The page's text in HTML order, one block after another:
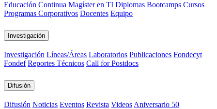
Educación Continua Magíster en TI Diplomas Bootcamps Cursos
Programas Corporativos Docentes Equipo
Investigación
Investigación Líneas/Áreas Laboratorios Publicaciones Fondecyt
Fondef Reportes Técnicos Call for Postdocs
Difusión
Difusión Noticias Eventos Revista Videos Aniversario 50